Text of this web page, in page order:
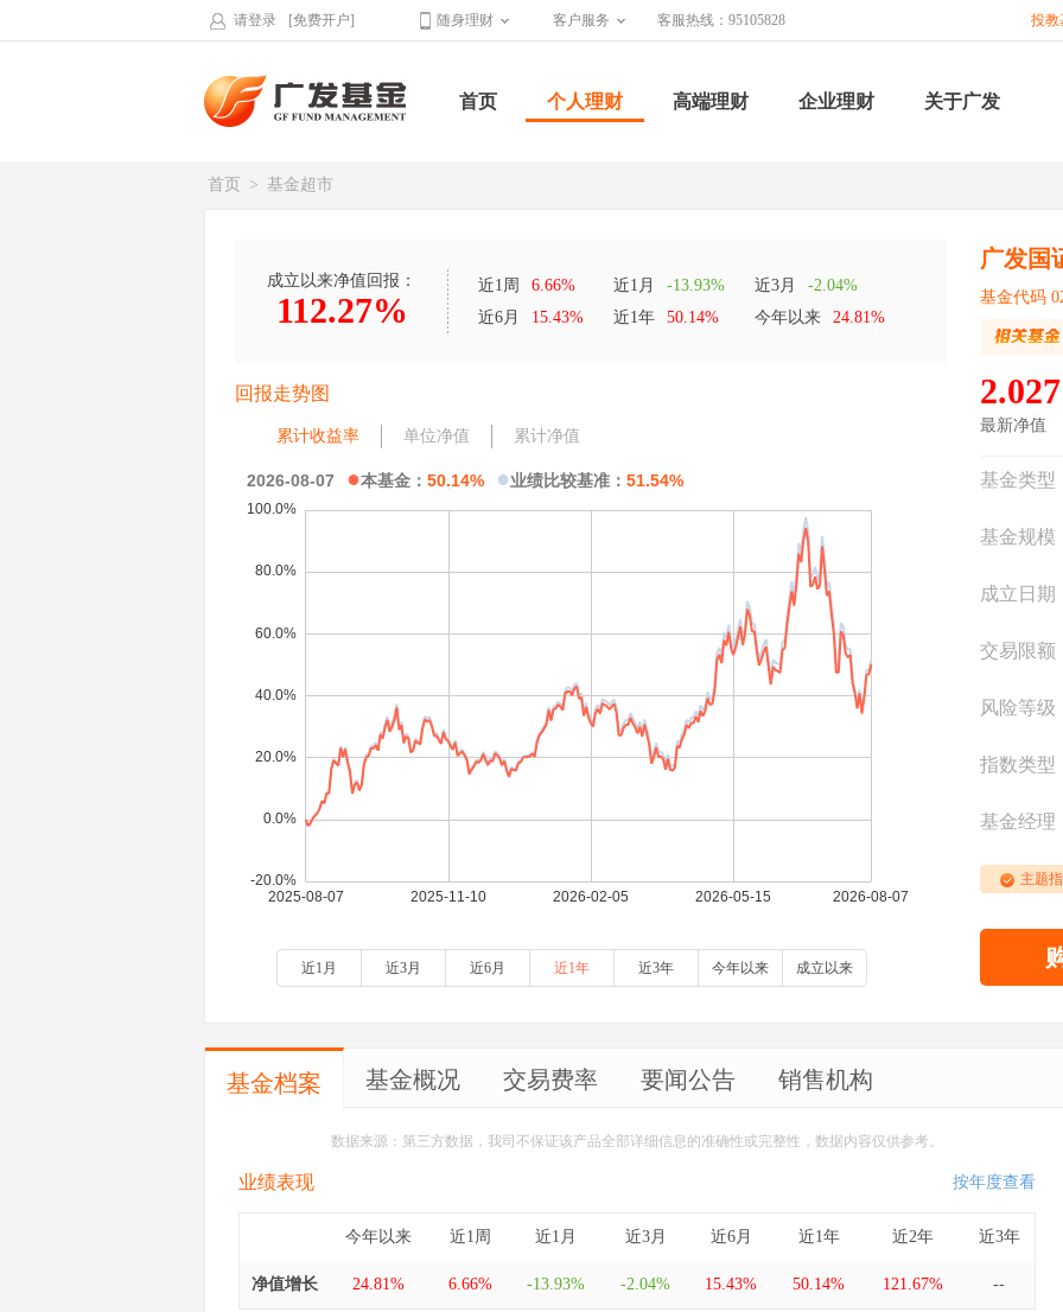
请登录 [免费开户] 随身理财 客户服务 客服热线：95105828 投教
首页 个人理财 高端理财 企业理财 关于广发
首页 > 基金超市
成立以来净值回报：
112.27%
近1周 6.66% 近1月 -13.93% 近3月
-2.04%
近6月
15.43% 近1年 50.14% 今年以来 24.81%
回报走势图
累计收益率 单位净值 累计净值
2026-08-07 ●本基金： 50.14% ●业绩比较基准： 51.54%
近1月 近3月 近6月 近1年 近3年 今年以来 成立以来
广发国
基金代码
最新净值
基金类型
基金规模
成立日期
交易限额
风险等级
指数类型
基金经理
主题
基金档案 基金概况 交易费率 要闻公告 销售机构
数据来源：第三方数据，我司不保证该产品全部详细信息的准确性或完整性，数据内容仅供参考。
业绩表现 按年度查看
今年以来 近1周 近1月 近3月 近6月 近1年 近2年 近3年
净值增长 24.81% 6.66% -13.93% -2.04% 15.43% 50.14% 121.67% --